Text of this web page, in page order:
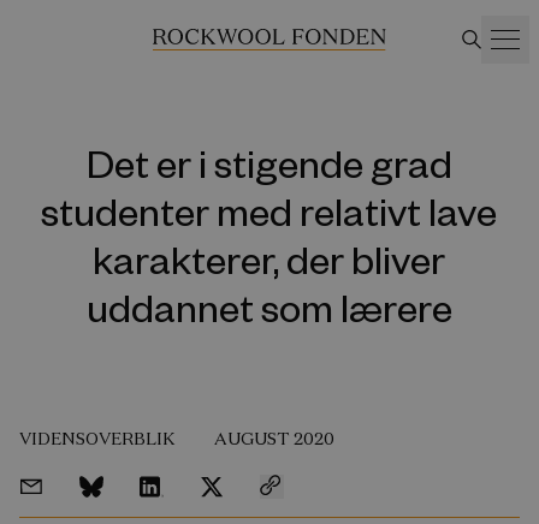
Det er i stigende grad
studenter med relativt lave
karakterer, der bliver
uddannet som lærere
VIDENSOVERBLIK AUGUST 2020